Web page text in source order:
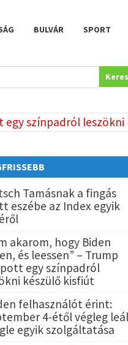
BULVÁR SPORT
színpadról leszökni
Tamásnak a fingás
eszébe az Index egyik
akarom, hogy Biden
és leessen” – Trump
egy színpadról
készülő kisfiút
felhasználót érint:
4-étől végleg
egyik szolgáltatása